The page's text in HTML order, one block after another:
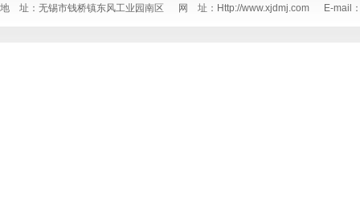
地 址：无锡市钱桥镇东风工业园南区 网 址：Http://www.xjdmj.com E-mail：